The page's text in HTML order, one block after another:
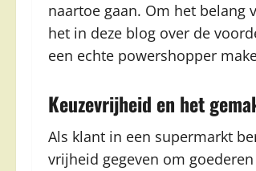
naartoe gaan. Om het belang
het in deze blog over de
een echte powershopper
Keuzevrijheid en het
Als klant in een supermarkt
vrijheid gegeven om